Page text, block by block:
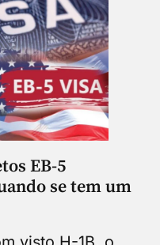
EB-5
se tem um